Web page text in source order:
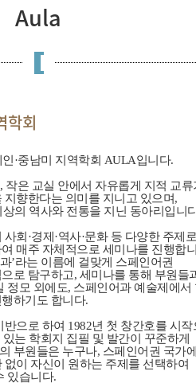
Aula
학회
·중남미 지역학회 AULA입니다.
작은 교실 안에서 자유롭게 지적 교류
향한다는 의미를 지니고 있으며,
의 역사와 전통을 지닌 동아리입니
회·경제·역사·문화 등 다양한 주제
매주 자체적으로 세미나를 진행합
’라는 이름에 걸맞게 스페인어권
로 탐구하고, 세미나를 통해 부원들
정모 외에도, 스페인어과 예술제에서
하기도 합니다.
으로 하여 1982년 첫 창간호를 시작
는 학회지 집필 및 발간이 꾸준하게
부원들은 누구나, 스페인어권 국가
이 자신이 원하는 주제를 선택하여
있습니다.